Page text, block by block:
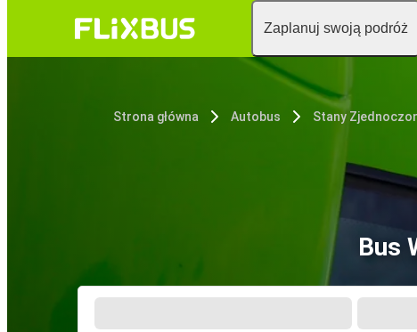
Zaplanuj swoją podróż
Strona główna Autobus Stany
Bus